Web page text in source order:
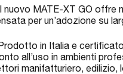
nuovo MATE-XT GO offre
per un’adozione su
in Italia e
all’uso in ambienti
manifatturiero, edilizio,